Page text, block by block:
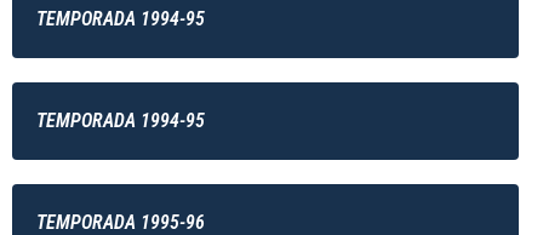
TEMPORADA 1994-95
TEMPORADA 1994-95
TEMPORADA 1995-96